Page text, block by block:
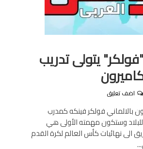
يتولى تدريب
اضف تعليق
بالالماني فولكر فينكه كمدرب
وستكون مهمته الأولى هي
الى نهائيات كأس العالم لكرة القدم